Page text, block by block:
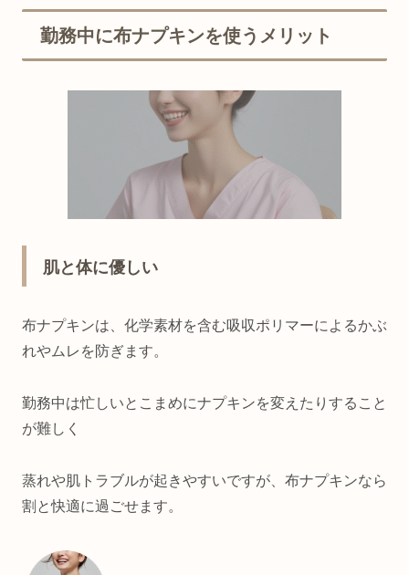
勤務中に布ナプキンを使うメリット
肌と体に優しい
布ナプキンは、化学素材を含む吸収ポリマーによるかぶ
れやムレを防ぎます。
勤務中は忙しいとこまめにナプキンを変えたりすること
が難しく
蒸れや肌トラブルが起きやすいですが、 布ナプキンなら
割と快適に過ごせます。